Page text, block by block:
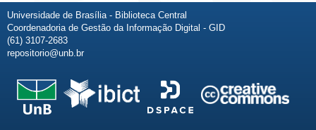
Universidade de Brasília - Biblioteca Central
Coordenadoria de Gestão da Informação Digital - GID
(61) 3107-2683
repositorio@unb.br